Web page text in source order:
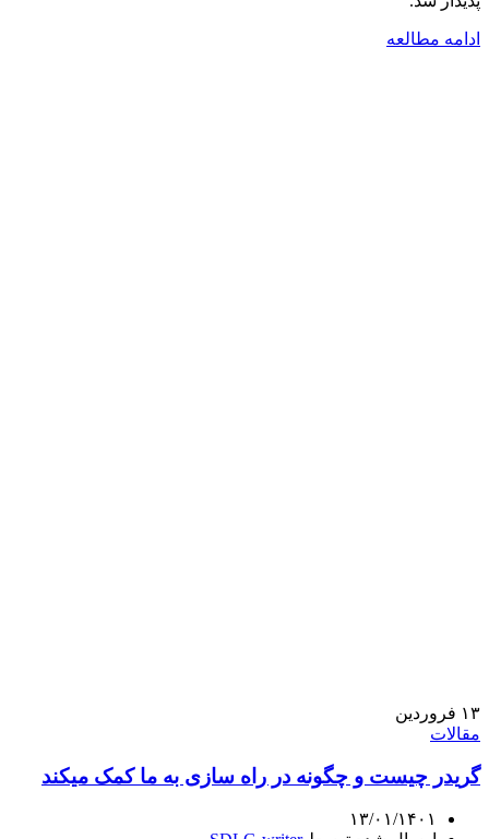
ادامه مطالعه
۱۳ فروردین
مقالات
گریدر چیست و چگونه در راه سازی به ما کمک میکند
۱۳/۰۱/۱۴۰۱